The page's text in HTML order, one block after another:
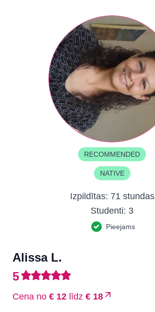
RECOMMENDED
NATIVE
Izpildītas: 71 stundas
Studenti: 3
Pieejams
Alissa L.
5
Cena no € 12 līdz € 18